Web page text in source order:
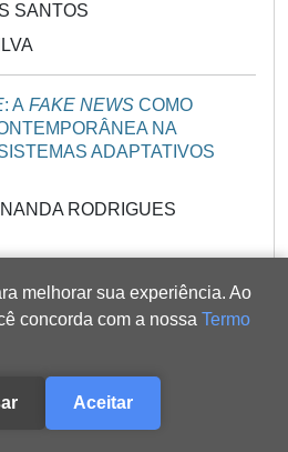
SANTOS
: A FAKE NEWS COMO
NA
ADAPTATIVOS
RODRIGUES
...: PROPOSTA DE
CONSTRUÇÃO DE
E NA ESCRITA POR MEIO
DOS SANTOS
melhorar sua experiência. Ao
concorda com a nossa Termo
Aceitar